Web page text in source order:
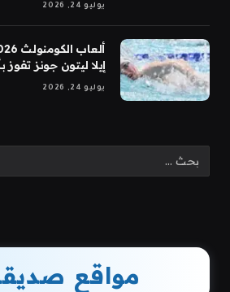
يوليو 24, 2026
إيلا ليتون جونز تفوز
يوليو 24, 2026
مواقع